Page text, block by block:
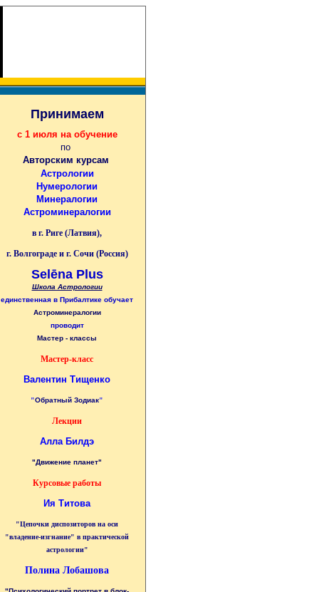
Принимаем
с 1 июля на обучение
по
Авторским курсам
Астрологии
Нумерологии
Минералогии
Астроминералогии
в г. Риге (Латвия),
г. Волгограде и г. Сочи (Россия)
Selēna Plus
Школа Астрологии
единственная в Прибалтике обучает
Астроминералогии
проводит
Мастер - классы
Мастер-класс
Валентин Тищенко
"Обратный Зодиак"
Лекции
Алла Билдэ
"Движение планет"
Курсовые работы
Ия Титова
"Цепочки диспозиторов на оси
"владение-изгнание" в практической
астрологии"
Полина Лобашова